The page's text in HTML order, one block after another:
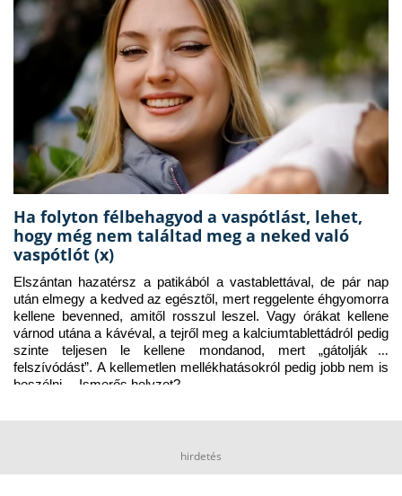
Ha folyton félbehagyod a vaspótlást, lehet,
hogy még nem találtad meg a neked való
vaspótlót (x)
Elszántan hazatérsz a patikából a vastablettával, de pár nap
után elmegy a kedved az egésztől, mert reggelente éhgyomorra
kellene bevenned, amitől rosszul leszel. Vagy órákat kellene
várnod utána a kávéval, a tejről meg a kalciumtablettádról pedig
szinte teljesen le kellene mondanod, mert „gátolják a
felszívódást”. A kellemetlen mellékhatásokról pedig jobb nem is
beszélni… Ismerős helyzet?
hirdetés